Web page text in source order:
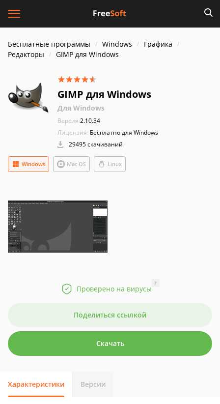
Бесплатные программы Windows
Графика
Редакторы
GIMP для Windows
GIMP для Windows
Для Windows
Версия:2.10.34
Лицензия: Бесплатно для Windows
29495 скачиваний
Windows Mac OS Linux
Проверено на вирусы
?
Поделиться ссылкой
Скачать
Характеристики Версии